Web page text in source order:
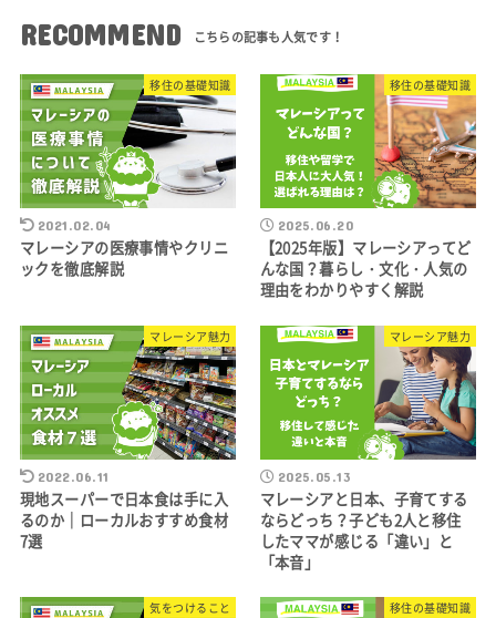
RECOMMEND
移住の基礎知識
2021.02.04
マレーシアの医療事情やクリニ
ックを徹底解説
移住の基礎知識
2025.06.20
【2025年版】マレーシアってど
んな国？暮らし・文化・人気の
理由をわかりやすく解説
マレーシア魅力
2022.06.11
現地スーパーで日本食は手に入
るのか｜ローカルおすすめ食材
7選
マレーシア魅力
2025.05.13
マレーシアと日本、子育てする
ならどっち？子ども2人と移住
したママが感じる「違い」と
「本音」
気をつけること 移住の基礎知識